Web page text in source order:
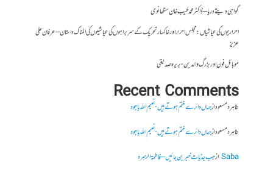
گواہی دیتے دریا – ڈاکٹر محمد طیب خان سنگھانوی
احراریوں کی عیاشیاں : مجلس احرار اور خاکسار تحریک کے سربراہوں کی عیاشیوں کی المناک داستان – عرفان علی
عزیز
موبائل فون اور بزرگ والدین- بریرہ صدیقی
Recent Comments
طاہرہ مسعودازجہاں دائرے ختم ہوتے ہیں- نعیم اللہ باجوہ
طاہرہ مسعودازجہاں دائرے ختم ہوتے ہیں- نعیم اللہ باجوہ
Sabaازجب جذبات خبر بن جائیں – فاطمۃالزہرہ